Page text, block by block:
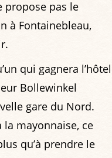
propose pas le
à Fontainebleau,
qui gagnera l’hôtel
Bollewinkel
gare du Nord.
la mayonnaise, ce
qu’à prendre le